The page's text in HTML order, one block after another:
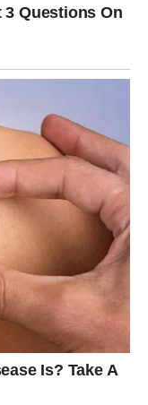
veliko
i veoma
bi vam